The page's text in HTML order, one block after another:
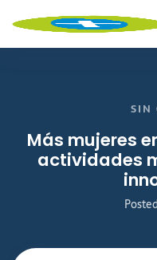
SIN
Más mujeres
actividades